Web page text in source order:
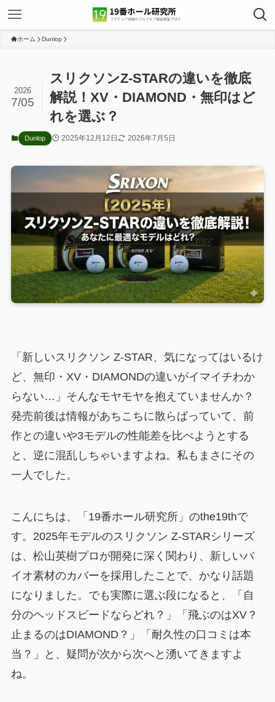
ホーム Dunlop
スリクソンZ-STARの違いを徹底
解説！XV・DIAMOND・無印はど
れを選ぶ？
2026
7/05
Dunlop 2025年12月12日 2026年7月5日
「新しいスリクソン Z-STAR、気になってはいるけ
ど、無印・XV・DIAMONDの違いがイマイチわか
らない…」そんなモヤモヤを抱えていませんか？
発売前後は情報があちこちに散らばっていて、前
作との違いや3モデルの性能差を比べようとする
と、逆に混乱しちゃいますよね。私もまさにその
一人でした。
こんにちは、「19番ホール研究所」のthe19thで
す。2025年モデルのスリクソン Z-STARシリーズ
は、松山英樹プロが開発に深く関わり、新しいバ
イオ素材のカバーを採用したことで、かなり話題
になりました。でも実際に選ぶ段になると、「自
分のヘッドスピードならどれ？」「飛ぶのはXV？
止まるのはDIAMOND？」「耐久性の口コミは本
当？」と、疑問が次から次へと湧いてきますよ
ね。